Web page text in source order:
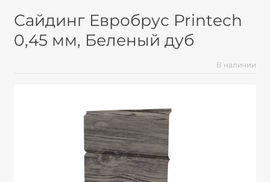
Сайдинг Евробрус Printech
0,45 мм, Беленый дуб
В наличии